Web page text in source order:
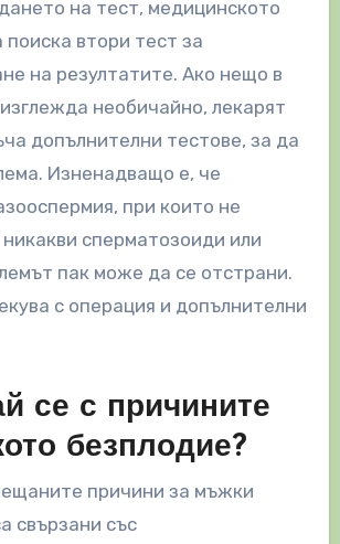
на тест, медицинското
втори тест за
на резултатите. Ако нещо в
необичайно, лекарят
допълнителни тестове, за да
Изненадващо е, че
при които не
сперматозоиди или
пак може да се отстрани.
с операция и допълнителни
се с причините
безплодие?
причини за мъжки
свързани със